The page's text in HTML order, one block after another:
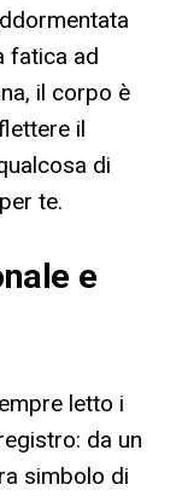
fatica ad
il corpo è
il
di
te.
e
letto i
da un
simbolo di